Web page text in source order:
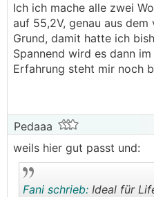
Ich ich mache alle zwei
auf 55,2V, genau aus
Grund, damit hatte ich
Spannend wird es dann
Erfahrung steht mir noch
Pedaaa
weils hier gut passt und:
Fani schrieb: Ideal für